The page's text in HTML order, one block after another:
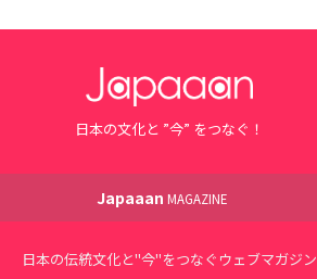
日本の文化と ”今” をつなぐ！
Japaaan MAGAZINE
日本の伝統文化と"今"をつなぐウェブマガジン